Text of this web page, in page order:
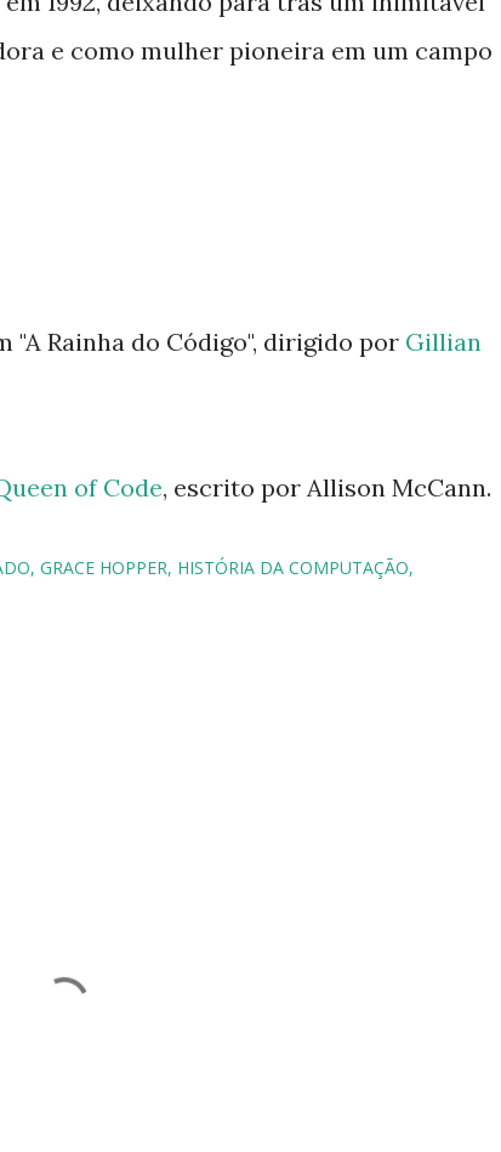
e como mulher pioneira em um campo
"A Rainha do Código", dirigido por Gillian
of Code, escrito por Allison McCann.
GRACE HOPPER HISTÓRIA DA COMPUTAÇÃO